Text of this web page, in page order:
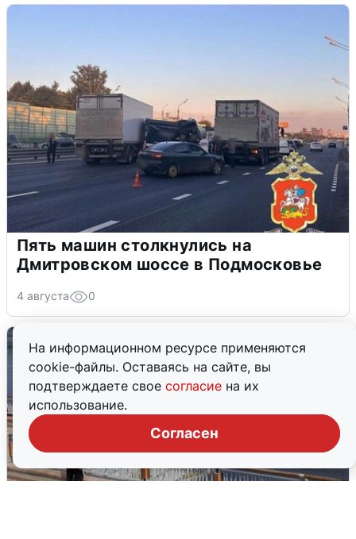
На информационном ресурсе применяются
cookie-файлы. Оставаясь на сайте, вы
подтверждаете свое согласие на их
использование.
Согласен
Пять машин столкнулись на
Дмитровском шоссе в Подмосковье
4 августа 0